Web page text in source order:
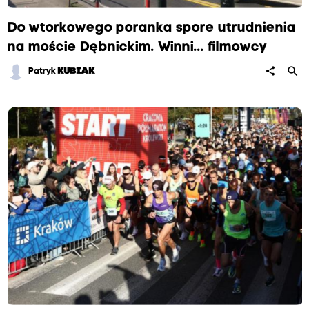
Do wtorkowego poranka spore utrudnienia
na moście Dębnickim. Winni... filmowcy
Patryk KUBIAK share search